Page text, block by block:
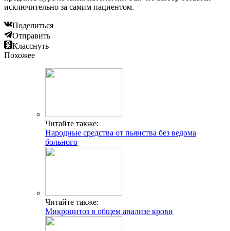
исключительно за самим пациентом.
Поделиться
Отправить
Класснуть
Похожее
Читайте также:
Народные средства от пьянства без ведома
больного
Читайте также:
Микроцитоз в общем анализе крови